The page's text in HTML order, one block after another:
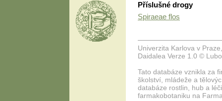
Příslušné drogy
Spiraeae flos
Univerzita Karlova v
Daidalea Verze 1.0 ©
Tato databáze vznikla za
školství, mládeže a
databáze rostlin, hub a
farmakobotaniku na